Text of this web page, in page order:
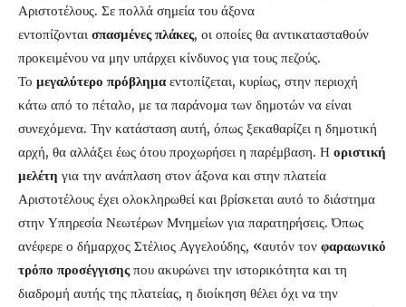
Αριστοτέλους. Σε πολλά σημεία του άξονα
εντοπίζονται σπασμένες πλάκες, οι οποίες θα αντικατασταθούν
προκειμένου να μην υπάρχει κίνδυνος για τους πεζούς.
Το μεγαλύτερο πρόβλημαεντοπίζεται, κυρίως, στην περιοχή
κάτω από το πέταλο, με τα παράνομα των δημοτών να είναι
συνεχόμενα. Την κατάσταση αυτή, όπως ξεκαθαρίζει η δημοτική
αρχή, θα αλλάξει έως ότου προχωρήσει η παρέμβαση. Η οριστική
μελέτη για την ανάπλαση στον άξονα και στην πλατεία
Αριστοτέλους έχει ολοκληρωθεί και βρίσκεται αυτό το διάστημα
στην Υπηρεσία Νεωτέρων Μνημείων για παρατηρήσεις. Όπως
ανέφερε ο δήμαρχος Στέλιος Αγγελούδης, «αυτόν τον φαραωνικό
τρόπο προσέγγισηςπου ακυρώνει την ιστορικότητα και τη
διαδρομή αυτής της πλατείας, η διοίκηση θέλει όχι να την